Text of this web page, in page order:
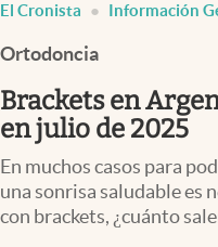
Mercados Online
Negocios
Columnistas
Otras secciones
Apertura
Infotechnology
El Cronista Información
Ortodoncia
Brackets en
en julio de 2025
En muchos casos para
una sonrisa saludable es
con brackets, ¿cuánto